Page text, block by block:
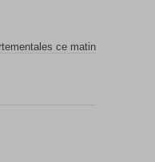
ce matin